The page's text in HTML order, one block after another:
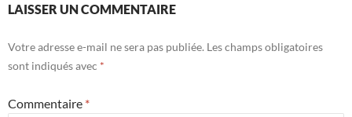
LAISSER UN COMMENTAIRE
Votre adresse e-mail ne sera pas publiée. Les champs obligatoires
sont indiqués avec *
Commentaire *